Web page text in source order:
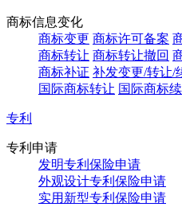
商标信息变化
商标变更 商标许可备案
商标转让 商标转让撤回
商标补证 补发变更/转让/
国际商标转让 国际商标
专利
专利申请
发明专利保险申请
外观设计专利保险申请
实用新型专利保险申请